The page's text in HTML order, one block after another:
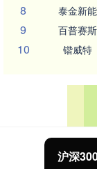
8 泰金新能
9 百普赛斯
10 锴威特
沪深